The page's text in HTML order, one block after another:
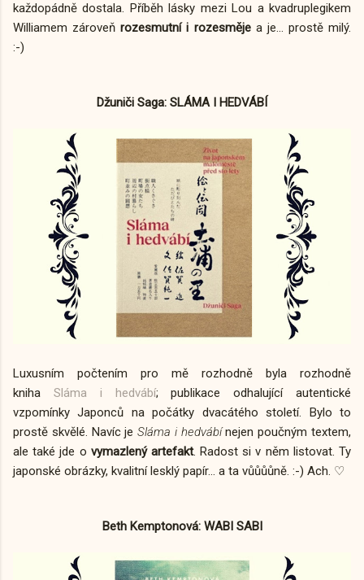
každopádně dostala. Příběh lásky mezi Lou a kvadruplegikem
Williamem zároveňrozesmutní i rozesmějea je... prostě milý.
:-)
Džuniči Saga: SLÁMA I HEDVÁBÍ
Luxusním počtením pro mě rozhodně byla rozhodně
kniha Sláma i hedvábí; publikace odhalující autentické
vzpomínky Japonců na počátky dvacátého století. Bylo to
prostě skvělé. Navíc jeSláma i hedvábínejen poučným textem,
ale také jde o vymazlený artefakt. Radost si v něm listovat. Ty
japonské obrázky, kvalitní lesklý papír... a ta vůůůůně. :-) Ach. ♡
Beth Kemptonová: WABI SABI